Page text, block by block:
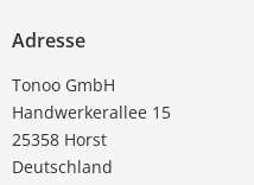
Adresse
Tonoo GmbH
Handwerkerallee 15
25358 Horst
Deutschland